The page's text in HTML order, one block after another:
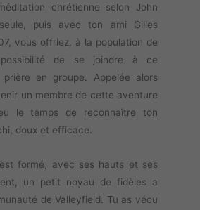
chrétienne selon John
puis avec ton ami Gilles
vous offriez, à la population de
de se joindre à ce
en groupe. Appelée alors
un membre de cette aventure
le temps de reconnaître ton
doux et efficace.
formé, avec ses hauts et ses
un petit noyau de fidèles a
de Valleyfield. Tu as vécu